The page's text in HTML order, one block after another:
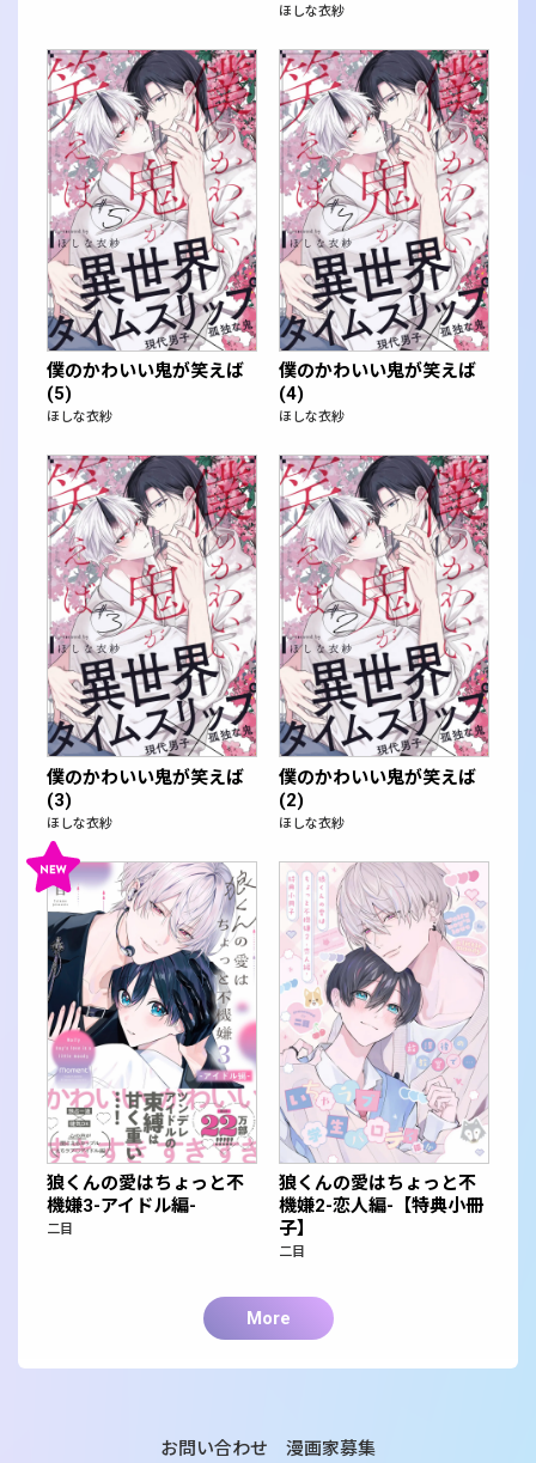
ほしな衣紗
僕のかわいい鬼が笑えば
(5)
ほしな衣紗
僕のかわいい鬼が笑えば
(4)
ほしな衣紗
僕のかわいい鬼が笑えば
(3)
ほしな衣紗
僕のかわいい鬼が笑えば
(2)
ほしな衣紗
狼くんの愛はちょっと不
機嫌3-アイドル編-
二目
狼くんの愛はちょっと不
機嫌2-恋人編-【特典小冊
子】
二目
More
お問い合わせ 漫画家募集